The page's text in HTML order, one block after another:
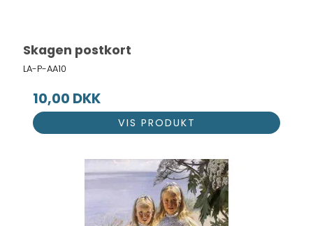
Skagen postkort
LA-P-AA10
10,00 DKK
VIS PRODUKT